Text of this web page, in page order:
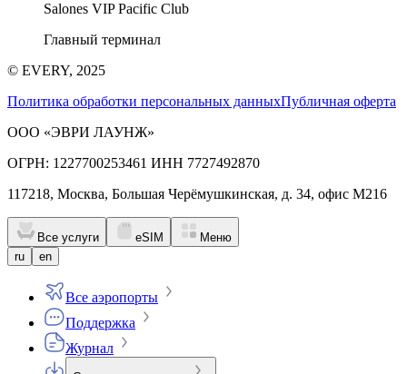
Salones VIP Pacific Club
Главный терминал
© EVERY, 2025
Политика обработки персональных данныхПубличная оферта
ООО «ЭВРИ ЛАУНЖ»
ОГРН: 1227700253461 ИНН 7727492870
117218, Москва, Большая Черёмушкинская, д. 34, офис М216
Все услуги eSIM
Меню
ru
en
Все аэропорты
Поддержка
Журнал